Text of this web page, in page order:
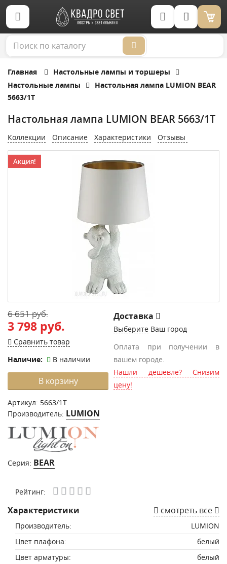
Корзина (0)
Главная
Настольные лампы и торшеры
Настольные лампы
Настольная лампа LUMION BEAR
5663/1T
Настольная лампа LUMION BEAR 5663/1T
Коллекции Описание Характеристики Отзывы
Акция!
6 651 руб.
3 798 руб.
Сравнить товар
Наличие:
В наличии
В корзину
Артикул: 5663/1T
Производитель: LUMION
Серия: BEAR
Доставка
Выберите Ваш город
Оплата при получении в
вашем городе.
Нашли дешевле? Снизим
цену!
Рейтинг:
Характеристики смотреть все
Производитель:
LUMION
Цвет плафона:
белый
Цвет арматуры:
белый